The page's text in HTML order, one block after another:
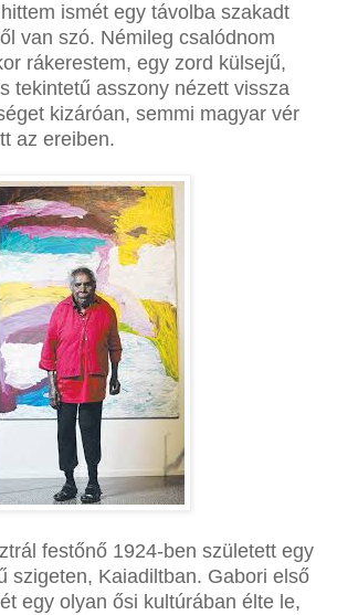
ismét egy távolba szakadt
van szó. Némileg csalódnom
rákerestem, egy zord külsejű,
tekintetű asszony nézett vissza
kizáróan, semmi magyar vér
az ereiben.
festőnő 1924-ben született egy
szigeten, Kaiadiltban. Gabori első
egy olyan ősi kultúrában élte le,